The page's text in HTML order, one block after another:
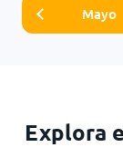
Mayo
Explora